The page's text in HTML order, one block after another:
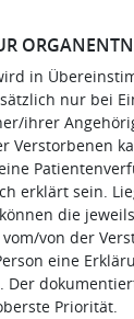
in
nur bei
ihrer
Verstorbenen
erklärt sein.
die
von der
eine
Der
Priorität.